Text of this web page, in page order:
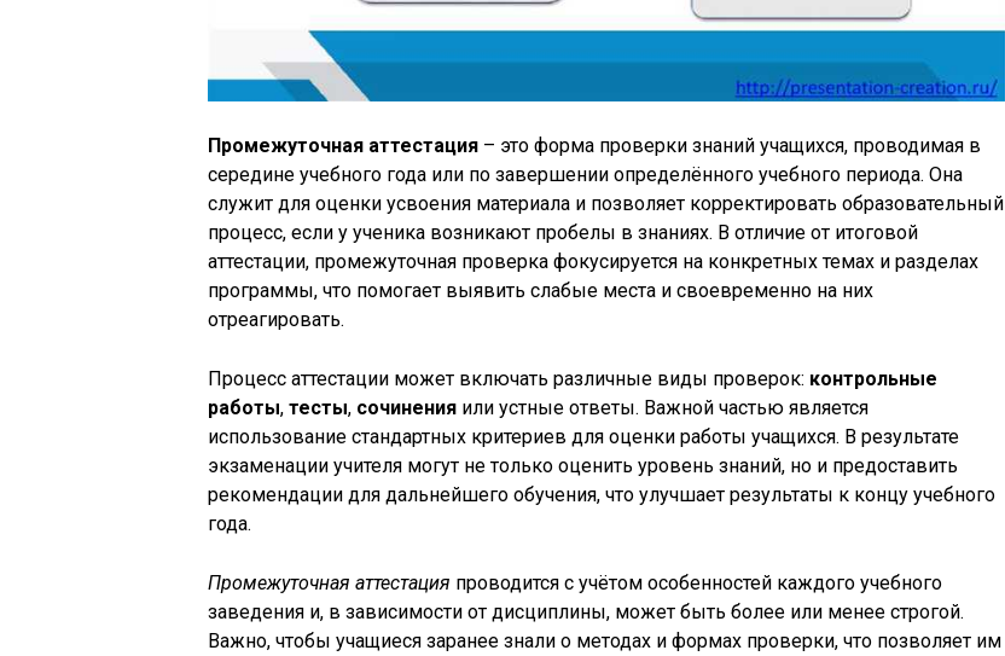
Промежуточная аттестация – это форма проверки знаний учащихся, проводимая в
середине учебного года или по завершении определённого учебного периода. Она
служит для оценки усвоения материала и позволяет корректировать образовательный
процесс, если у ученика возникают пробелы в знаниях. В отличие от итоговой
аттестации, промежуточная проверка фокусируется на конкретных темах и разделах
программы, что помогает выявить слабые места и своевременно на них
отреагировать.
Процесс аттестации может включать различные виды проверок: контрольные
работы, тесты, сочинения или устные ответы. Важной частью является
использование стандартных критериев для оценки работы учащихся. В результате
экзаменации учителя могут не только оценить уровень знаний, но и предоставить
рекомендации для дальнейшего обучения, что улучшает результаты к концу учебного
года.
Промежуточная аттестация проводится с учётом особенностей каждого учебного
заведения и, в зависимости от дисциплины, может быть более или менее строгой.
Важно, чтобы учащиеся заранее знали о методах и формах проверки, что позволяет им